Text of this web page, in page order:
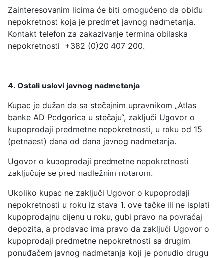
Zainteresovanim licima će biti omogućeno da obiđu
nepokretnost koja je predmet javnog nadmetanja.
Kontakt telefon za zakazivanje termina obilaska
nepokretnosti +382 (0)20 407 200.
4. Ostali uslovi javnog nadmetanja
Kupac je dužan da sa stečajnim upravnikom „Atlas
banke AD Podgorica u stečaju“, zaključi Ugovor o
kupoprodaji predmetne nepokretnosti, u roku od 15
(petnaest) dana od dana javnog nadmetanja.
Ugovor o kupoprodaji predmetne nepokretnosti
zaključuje se pred nadležnim notarom.
Ukoliko kupac ne zaključi Ugovor o kupoprodaji
nepokretnosti u roku iz stava 1. ove tačke ili ne isplati
kupoprodajnu cijenu u roku, gubi pravo na povraćaj
depozita, a prodavac ima pravo da zaključi Ugovor o
kupoprodaji predmetne nepokretnosti sa drugim
ponuđačem javnog nadmetanja koji je ponudio drugu